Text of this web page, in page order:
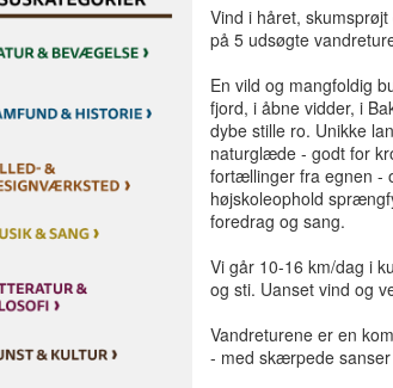
Vind i håret,
på 5 udsøgte
En vild og mangfoldig
fjord, i åbne vidder, i
dybe stille ro. Unikke
naturglæde - godt for
fortællinger fra egnen -
højskoleophold
foredrag og sang.
Vi går 10-16 km/dag i
og sti. Uanset vind og
Vandreturene er en
- med skærpede